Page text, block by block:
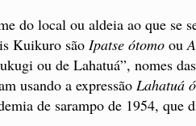
do local ou aldeia ao que se
Kuikuro são Ipatse ótomoou
ou de Lahatuá”, nomes
usando a expressão Lahatuá
de sarampo de 1954, que